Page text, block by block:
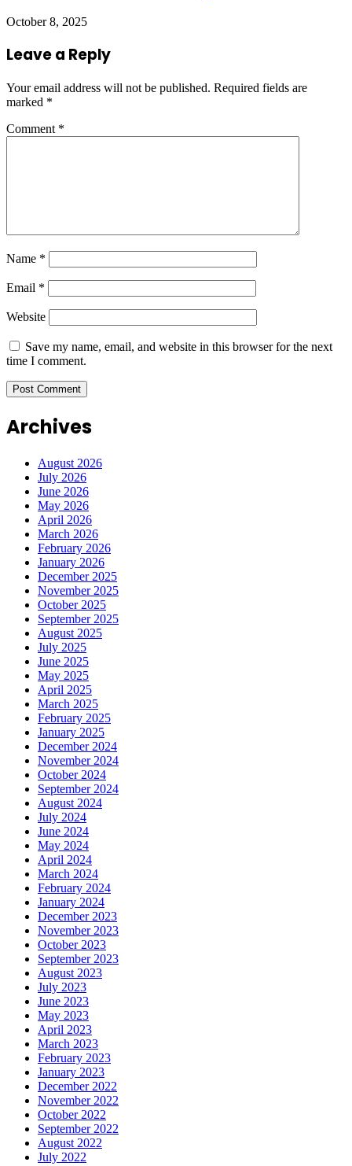
October 8, 2025
Leave a Reply
Your email address will not be published. Required fields are
marked *
Comment *
Name *
Email *
Website
Save my name, email, and website in this browser for the next
time I comment.
Archives
August 2026
July 2026
June 2026
May 2026
April 2026
March 2026
February 2026
January 2026
December 2025
November 2025
October 2025
September 2025
August 2025
July 2025
June 2025
May 2025
April 2025
March 2025
February 2025
January 2025
December 2024
November 2024
October 2024
September 2024
August 2024
July 2024
June 2024
May 2024
April 2024
March 2024
February 2024
January 2024
December 2023
November 2023
October 2023
September 2023
August 2023
July 2023
June 2023
May 2023
April 2023
March 2023
February 2023
January 2023
December 2022
November 2022
October 2022
September 2022
August 2022
July 2022